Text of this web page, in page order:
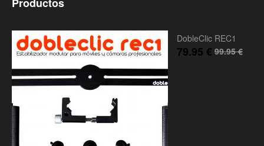
DobleClic REC1
99.95€
79.95 €